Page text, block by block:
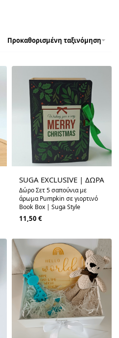
Προκαθορισμένη ταξινόμηση
SUGA EXCLUSIVE | ΔΩΡΑ
Δώρο Σετ 5 σαπούνια με
άρωμα Pumpkin σε γιορτινό
Book Box | Suga Style
11,50 €